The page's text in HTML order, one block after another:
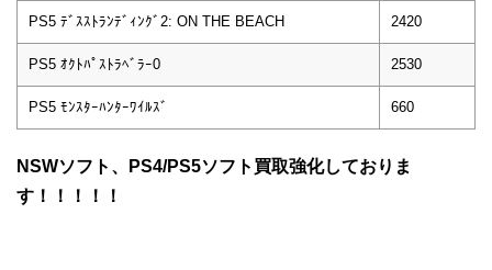
PS5 ﾃﾞｽｽﾄﾗﾝﾃﾞｨﾝｸﾞ2: ON THE BEACH 2420
PS5 ｵｸﾄﾊﾟｽﾄﾗﾍﾞﾗｰ0 2530
PS5 ﾓﾝｽﾀｰﾊﾝﾀｰﾜｲﾙｽﾞ 660
NSWソフト、PS4/PS5ソフト買取強化しておりま
す！！！！！